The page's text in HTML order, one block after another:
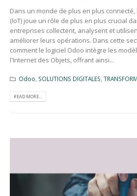
Dans un monde de plus en plus
(IoT) joue un rôle de plus en plus crucial
entreprises collectent, analysent et
améliorer leurs opérations. Dans cette
comment le logiciel Odoo intègre les
l'Internet des Objets, offrant ainsi...
Odoo SOLUTIONS DIGITALES
READ MORE...